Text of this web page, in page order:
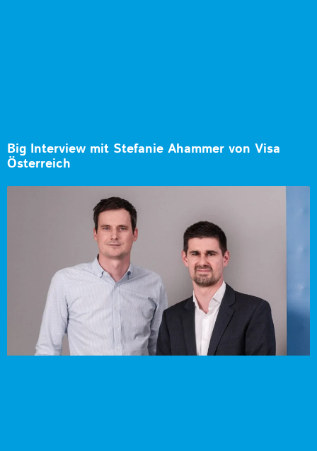
Big Interview mit Stefanie Ahammer von Visa
Österreich